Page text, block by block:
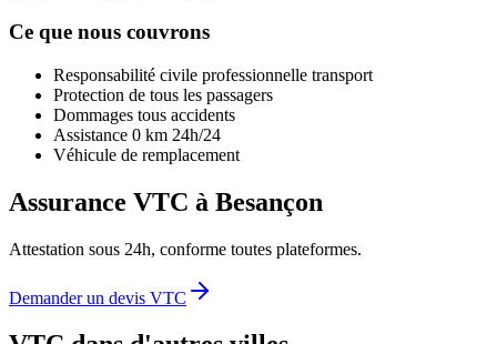
Ce que nous couvrons
Responsabilité civile professionnelle transport
Protection de tous les passagers
Dommages tous accidents
Assistance 0 km 24h/24
Véhicule de remplacement
Assurance VTC à Besançon
Attestation sous 24h, conforme toutes plateformes.
Demander un devis VTC